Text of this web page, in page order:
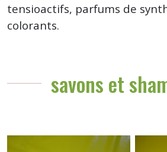
tensioactifs, parfums de
colorants.
savons et